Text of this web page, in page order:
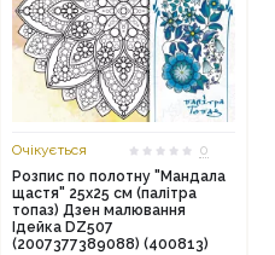
Очікується
0
Розпис по полотну "Мандала
щастя" 25х25 см (палітра
топаз) Дзен малювання
Ідейка DZ507
(2007377389088) (400813)